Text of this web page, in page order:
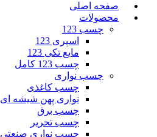
صفحه اصلی
محصولات
چسب 123
اسپری 123
مایع تکی 123
چسب 123 کامل
چسب نواری
چسب کاغذی
نواری پهن شیشه ای
چسب برق
چسب تحریر
چسب نواری صنعتی